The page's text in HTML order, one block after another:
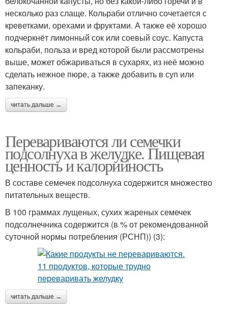
несколько раз слаще. Кольраби отлично сочетается с
креветками, орехами и фруктами. А также её хорошо
подчеркнёт лимонный сок или соевый соус. Капуста
кольраби, польза и вред которой были рассмотрены
выше, может обжариваться в сухарях, из неё можно
сделать нежное пюре, а также добавить в суп или
запеканку.
читать дальше →
Перевариваются ли семечки
подсолнуха в желудке. Пищевая
ценность и калорийность
В составе семечек подсолнуха содержится множество
питательных веществ.
В 100 граммах лущеных, сухих жареных семечек
подсолнечника содержится (в % от рекомендованной
суточной нормы потребления (РСНП)) (3):
читать дальше →